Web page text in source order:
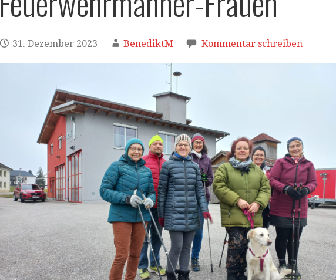
31. Dezember 2023 BenediktM Kommentar schreiben